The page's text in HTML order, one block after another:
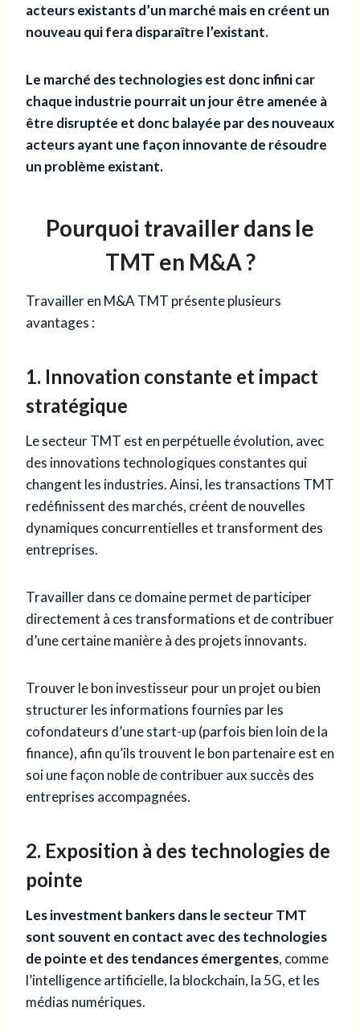
acteurs existants d’un marché mais en créent un
nouveau qui fera disparaître l’existant.
Le marché des technologies est donc infini car
chaque industrie pourrait un jour être amenée à
être disruptée et donc balayée par des nouveaux
acteurs ayant une façon innovante de résoudre
un problème existant.
Pourquoi travailler dans le
TMT en M&A ?
Travailler en M&A TMT présente plusieurs
avantages :
1. Innovation constante et impact
stratégique
Le secteur TMT est en perpétuelle évolution, avec
des innovations technologiques constantes qui
changent les industries. Ainsi, les transactions TMT
redéfinissent des marchés, créent de nouvelles
dynamiques concurrentielles et transforment des
entreprises.
Travailler dans ce domaine permet de participer
directement à ces transformations et de contribuer
d’une certaine manière à des projets innovants.
Trouver le bon investisseur pour un projet ou bien
structurer les informations fournies par les
cofondateurs d’une start-up (parfois bien loin de la
finance), afin qu’ils trouvent le bon partenaire est en
soi une façon noble de contribuer aux succès des
entreprises accompagnées.
2. Exposition à des technologies de
pointe
Les investment bankers dans le secteur TMT
sont souvent en contact avec des technologies
de pointe et des tendances émergentes, comme
l’intelligence artificielle, la blockchain, la 5G, et les
médias numériques.